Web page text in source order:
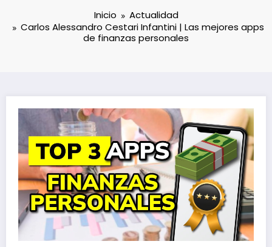
Inicio
Actualidad
Carlos Alessandro Cestari Infantini | Las mejores apps
de finanzas personales